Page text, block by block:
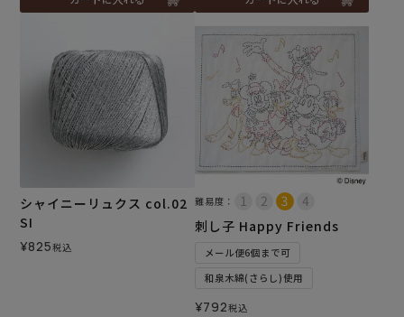
シャイニーリュクス col.02
SI
¥825税込
難易度：
刺し子 Happy Friends
メール便6個まで可
和泉木綿(さらし)使用
¥792税込